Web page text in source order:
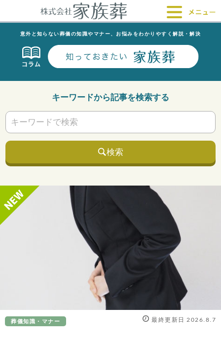
意外と知らない葬儀の知識やマナー、お悩みをわかりやすく解説・解決
キーワードから記事を検索する
検索
葬儀知識・マナー 最終更新日 2026.8.7